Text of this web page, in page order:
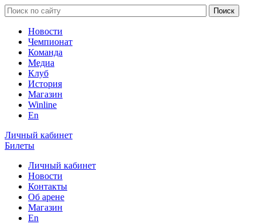
Новости
Чемпионат
Команда
Медиа
Клуб
История
Магазин
Winline
En
Личный кабинет
Билеты
Личный кабинет
Новости
Контакты
Об арене
Магазин
En